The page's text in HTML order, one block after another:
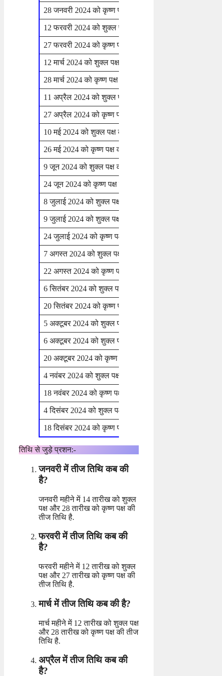
28 जनवरी 2024 को कृष्ण पक्ष की तीज
12 फरवरी 2024 को शुक्ल पक्ष की तीज
27 फरवरी 2024 को कृष्ण पक्ष की तीज
12 मार्च 2024 को शुक्ल पक्ष की दूज व तीज
28 मार्च 2024 को कृष्ण पक्ष की तीज
11 अप्रैल 2024 को शुक्ल पक्ष की तीज
27 अप्रैल 2024 को कृष्ण पक्ष की तीज
10 मई 2024 को शुक्ल पक्ष की तीज
26 मई 2024 को कृष्ण पक्ष की तीज
9 जून 2024 को शुक्ल पक्ष की तीज
24 जून 2024 को कृष्ण पक्ष की तीज
8 जुलाई 2024 को शुक्ल पक्ष की तीज
9 जुलाई 2024 को शुक्ल पक्ष की तीज
24 जुलाई 2024 को कृष्ण पक्ष की तीज व चौथ
7 अगस्त 2024 को शुक्ल पक्ष की तीज
22 अगस्त 2024 को कृष्ण पक्ष की तीज
6 सितंबर 2024 को शुक्ल पक्ष की तीज
20 सितंबर 2024 को कृष्ण पक्ष की तीज
5 अक्टूबर 2024 को शुक्ल पक्ष की तीज
6 अक्टूबर 2024 को शुक्ल पक्ष की तीज
20 अक्टूबर 2024 को कृष्ण पक्ष की तीज व चौथ
4 नवंबर 2024 को शुक्ल पक्ष की तीज
18 नवंबर 2024 को कृष्ण पक्ष की तीज
4 दिसंबर 2024 को शुक्ल पक्ष की तीज
18 दिसंबर 2024 को कृष्ण पक्ष की तीज
तिथि से जुड़े प्रशन:-
जनवरी में तीज तिथि कब की
है?
जनवरी महीने में 14 तारीख को शुक्ल
पक्ष और 28 तारीख को कृष्ण पक्ष की
तीज तिथि है.
फरवरी में तीज तिथि कब की
है?
फरवरी महीने में 12 तारीख को शुक्ल
पक्ष और 27 तारीख को कृष्ण पक्ष की
तीज तिथि है.
मार्च में तीज तिथि कब की है?
मार्च महीने में 12 तारीख को शुक्ल पक्ष
और 28 तारीख को कृष्ण पक्ष की तीज
तिथि है.
अप्रैल में तीज तिथि कब की
है?